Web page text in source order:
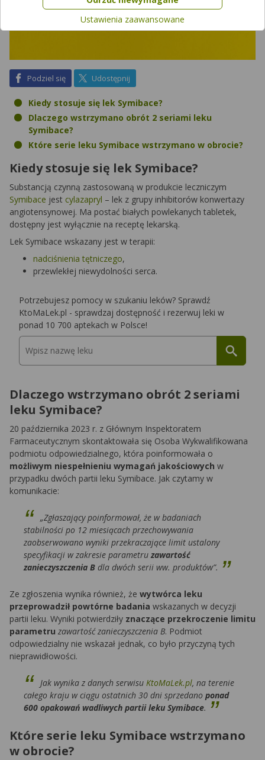
Podziel sięna FacebookUdostępnij
Kiedy stosuje się lek Symibace?
Dlaczego wstrzymano obrót 2 seriami leku
Symibace?
Które serie leku Symibace wstrzymano w obrocie?
Kiedy stosuje się lek Symibace?
Substancją czynną zastosowaną w produkcie leczniczym
Symibace jest cylazapryl – lek z grupy inhibitorów konwertazy
angiotensynowej. Ma postać białych powlekanych tabletek,
dostępny jest wyłącznie na receptę lekarską.
Lek Symibace wskazany jest w terapii:
nadciśnienia tętniczego,
przewlekłej niewydolności serca.
Potrzebujesz pomocy w szukaniu leków? Sprawdź
KtoMaLek.pl - sprawdzaj dostępność i rezerwuj leki w
ponad 10 700 aptekach w Polsce!
Dlaczego wstrzymano obrót 2 seriami
leku Symibace?
20 października 2023 r. z Głównym Inspektoratem
Farmaceutycznym skontaktowała się Osoba Wykwalifikowana
podmiotu odpowiedzialnego, która poinformowała o
możliwym niespełnieniu wymagań jakościowych w
przypadku dwóch partii leku Symibace. Jak czytamy w
komunikacie:
„Zgłaszający poinformował, że w badaniach
stabilności po 12 miesiącach przechowywania
zaobserwowano wyniki przekraczające limit ustalony
specyfikacji w zakresie parametruzawartość
zanieczyszczenia B dla dwóch serii ww. produktów”.
Ze zgłoszenia wynika również, że wytwórca leku
przeprowadził powtórne badania wskazanych w decyzji
partii leku. Wyniki potwierdziły znaczące przekroczenie limitu
parametru zawartość zanieczyszczenia B. Podmiot
odpowiedzialny nie wskazał jednak, co było przyczyną tych
nieprawidłowości.
Jak wynika z danych serwisu KtoMaLek.pl, na terenie
całego kraju w ciągu ostatnich 30 dni sprzedano ponad
600 opakowań wadliwych partii leku Symibace.
Które serie leku Symibace wstrzymano
w obrocie?
zgodę na przetwarzanie Twoich danych tylko w niektórych
celach. Jeżeli chcesz dowiedzieć się więcej lub chcesz
zewnętrznych w naszym serwisie znajdziesz w
Serwisu.
Ustawienia zaawansowane